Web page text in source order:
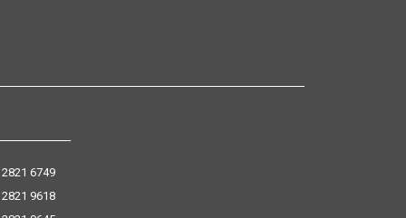
6749
9618